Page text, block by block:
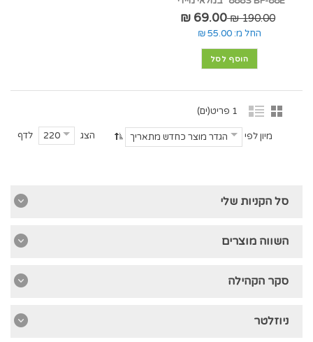
190.00 ₪
69.00 ₪
החל מ: 55.00 ₪
הוסף לסל
1 פריט(ים)
הצג 220 לדף מיון לפי הגדר מוצר כחדש מתאריך
סל הקניות שלי
השווה מוצרים
סקר הקהילה
ניוזלטר